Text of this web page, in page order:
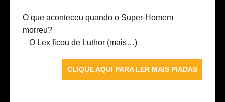
O que aconteceu quando o Super-Homem
morreu?
– O Lex ficou de Luthor (mais…)
CLIQUE AQUI PARA LER MAIS PIADAS